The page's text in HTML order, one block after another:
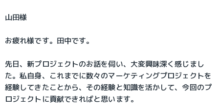
山田様
お疲れ様です。田中です。
先日、新プロジェクトのお話を伺い、大変興味深く感じまし
た。私自身、これまでに数々のマーケティングプロジェクトを
経験してきたことから、その経験と知識を活かして、今回のプ
ロジェクトに貢献できればと思います。